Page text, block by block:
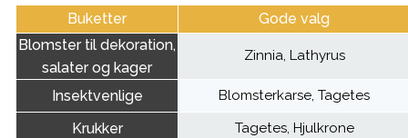
Buketter
Gode valg
Blomster til dekoration,
salater og kager
Zinnia, Lathyrus
Insektvenlige Blomsterkarse, Tagetes
Krukker Tagetes, Hjulkrone